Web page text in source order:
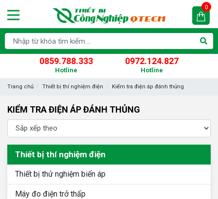
0859.788.333
Hotline
0972.124.827
Hotline
0
Trang chủ Thiết bị thí nghiệm điện Kiểm tra điện áp đánh thủng
KIỂM TRA ĐIỆN ÁP ĐÁNH THỦNG
Thiết bị thí nghiệm điện
Thiết bị thử nghiệm biến áp
Máy đo điện trở thấp